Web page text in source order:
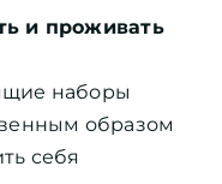
и проживать
наборы
образом
себя